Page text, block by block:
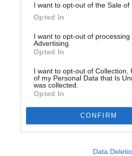
I want to opt-out of the Sale of
Opted In
I want to opt-out of
Advertising.
Opted In
I want to opt-out of Collection,
of my Personal Data that Is
was collected.
Opted In
CONFIRM
Data
NOUS SOUTENIR
Facebook